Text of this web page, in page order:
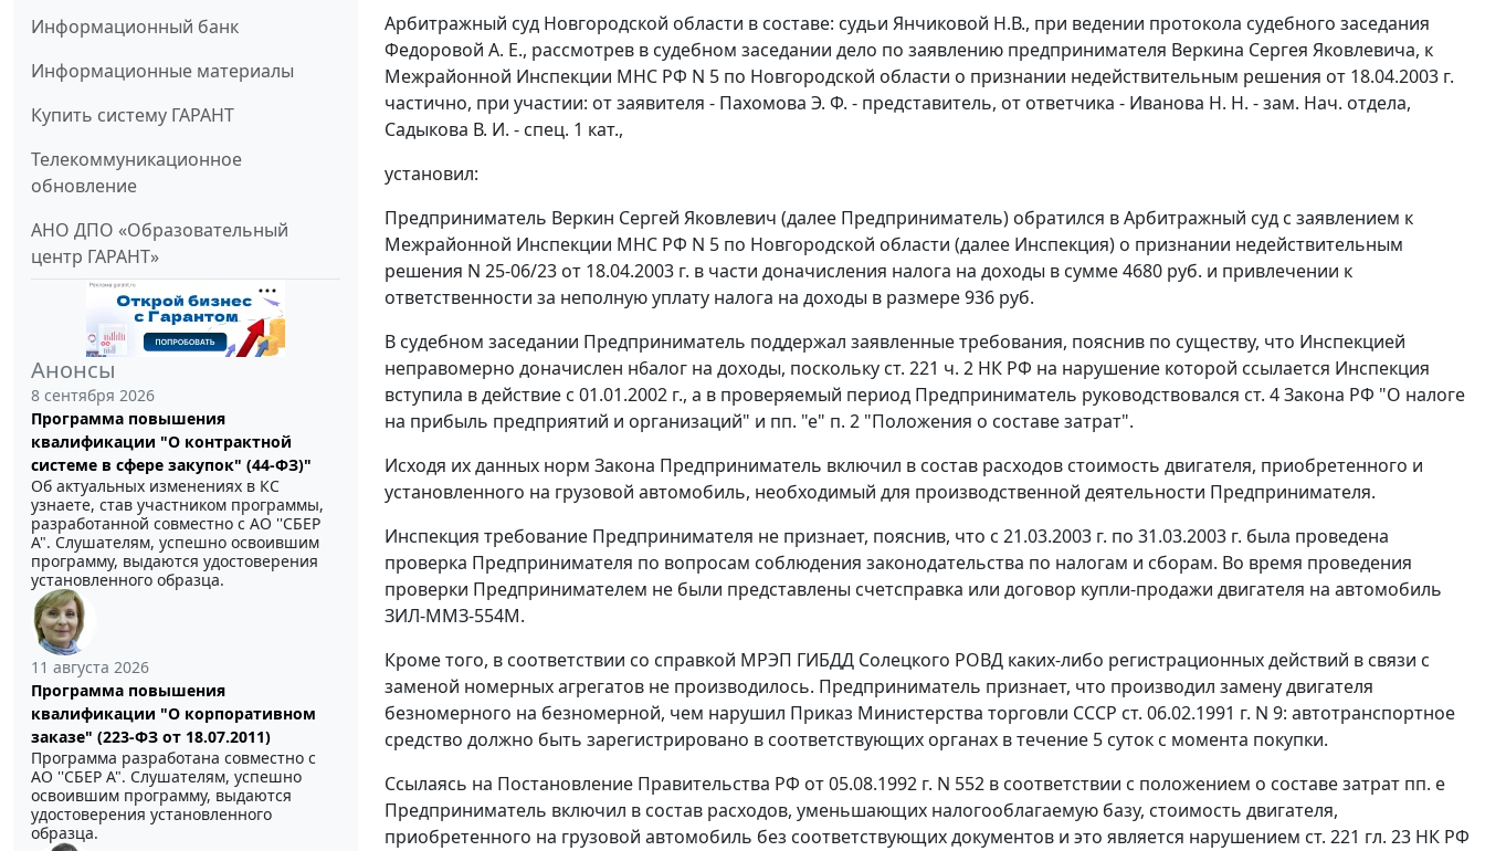
Информационный банк
Информационные материалы
Купить систему ГАРАНТ
Телекоммуникационное
обновление
АНО ДПО «Образовательный
центр ГАРАНТ»
Анонсы
8 сентября 2026
Программа повышения
квалификации "О контрактной
системе в сфере закупок" (44-ФЗ)"
Об актуальных изменениях в КС
узнаете, став участником программы,
разработанной совместно с АО ''СБЕР
А". Слушателям, успешно освоившим
программу, выдаются удостоверения
установленного образца.
11 августа 2026
Программа повышения
квалификации "О корпоративном
заказе" (223-ФЗ от 18.07.2011)
Программа разработана совместно с
АО ''СБЕР А". Слушателям, успешно
освоившим программу, выдаются
удостоверения установленного
образца.
Арбитражный суд Новгородской области в составе: судьи Янчиковой Н.В., при ведении протокола судебного заседания
Федоровой А. Е., рассмотрев в судебном заседании дело по заявлению предпринимателя Веркина Сергея Яковлевича, к
Межрайонной Инспекции МНС РФ N 5 по Новгородской области о признании недействительным решения от 18.04.2003 г.
частично, при участии: от заявителя - Пахомова Э. Ф. - представитель, от ответчика - Иванова Н. Н. - зам. Нач. отдела,
Садыкова В. И. - спец. 1 кат.,
установил:
Предприниматель Веркин Сергей Яковлевич (далее Предприниматель) обратился в Арбитражный суд с заявлением к
Межрайонной Инспекции МНС РФ N 5 по Новгородской области (далее Инспекция) о признании недействительным
решения N 25-06/23 от 18.04.2003 г. в части доначисления налога на доходы в сумме 4680 руб. и привлечении к
ответственности за неполную уплату налога на доходы в размере 936 руб.
В судебном заседании Предприниматель поддержал заявленные требования, пояснив по существу, что Инспекцией
неправомерно доначислен н6алог на доходы, поскольку ст. 221 ч. 2 НК РФ на нарушение которой ссылается Инспекция
вступила в действие с 01.01.2002 г., а в проверяемый период Предприниматель руководствовался ст. 4Закона РФ "О налоге
на прибыль предприятий и организаций" и пп. "е" п. 2 "Положения о составе затрат".
Исходя их данных норм Закона Предприниматель включил в состав расходов стоимость двигателя, приобретенного и
установленного на грузовой автомобиль, необходимый для производственной деятельности Предпринимателя.
Инспекция требование Предпринимателя не признает, пояснив, что с 21.03.2003 г. по 31.03.2003 г. была проведена
проверка Предпринимателя по вопросам соблюдения законодательства по налогам и сборам. Во время проведения
проверки Предпринимателем не были представлены счетсправка или договор купли-продажи двигателя на автомобиль
ЗИЛ-ММЗ-554М.
Кроме того, в соответствии со справкой МРЭП ГИБДД Солецкого РОВД каких-либо регистрационных действий в связи с
заменой номерных агрегатов не производилось. Предприниматель признает, что производил замену двигателя
безномерного на безномерной, чем нарушил Приказ Министерства торговли СССР ст. 06.02.1991 г. N 9: автотранспортное
средство должно быть зарегистрировано в соответствующих органах в течение 5 суток с момента покупки.
Ссылаясь на Постановление Правительства РФ от 05.08.1992 г. N 552 в соответствии с положением о составе затрат пп. е
Предприниматель включил в состав расходов, уменьшающих налогооблагаемую базу, стоимость двигателя,
приобретенного на грузовой автомобиль без соответствующих документов и это является нарушением ст. 221 гл. 23 НК РФ